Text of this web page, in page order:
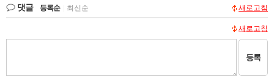
댓글 등록순 최신순 새로고침
새로고침
등록